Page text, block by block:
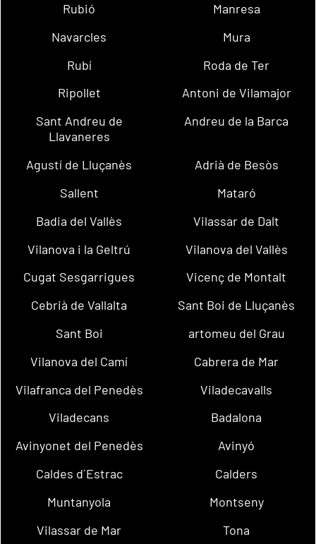
Rubió
Manresa
Navarcles
Mura
Rubí
Roda de Ter
Ripollet
Antoni de Vilamajor
Sant Andreu de
Llavaneres
Andreu de la Barca
Agustí de Lluçanès
Adrià de Besòs
Sallent
Mataró
Badia del Vallès
Vilassar de Dalt
Vilanova i la Geltrú
Vilanova del Vallès
Cugat Sesgarrigues
Vicenç de Montalt
Cebrià de Vallalta
Sant Boi de Lluçanès
Sant Boi
artomeu del Grau
Vilanova del Camí
Cabrera de Mar
Vilafranca del Penedès
Viladecavalls
Viladecans
Badalona
Avinyonet del Penedès
Avinyó
Caldes d´Estrac
Calders
Muntanyola
Montseny
Vilassar de Mar
Tona